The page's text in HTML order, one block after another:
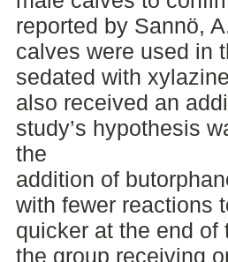
reported by Sannö,
calves were used in
sedated with
also received an
study’s hypothesis
the
addition of
with fewer reactions
quicker at the end of
the group receiving